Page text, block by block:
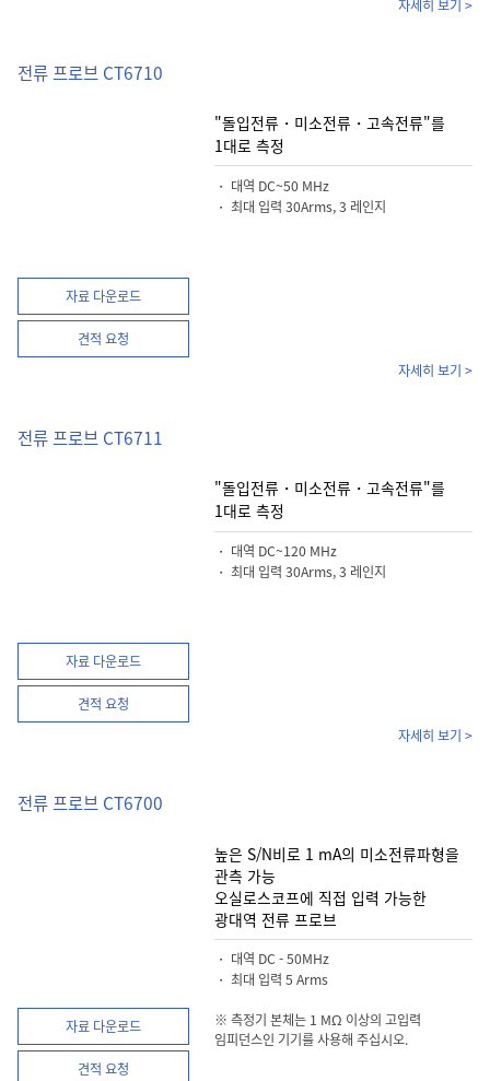
자세히 보기 >
전류 프로브 CT6710
자료 다운로드
견적 요청
"돌입전류・미소전류・고속전류"를
1대로 측정
・ 대역 DC~50 MHz
・ 최대 입력 30Arms, 3 레인지
자세히 보기 >
전류 프로브 CT6711
자료 다운로드
견적 요청
"돌입전류・미소전류・고속전류"를
1대로 측정
・ 대역 DC~120 MHz
・ 최대 입력 30Arms, 3 레인지
자세히 보기 >
전류 프로브 CT6700
자료 다운로드
견적 요청
높은 S/N비로 1 mA의 미소전류파형을
관측 가능
오실로스코프에 직접 입력 가능한
광대역 전류 프로브
・ 대역 DC - 50MHz
・ 최대 입력 5 Arms
※ 측정기 본체는 1 MΩ 이상의 고입력
임피던스인 기기를 사용해 주십시오.